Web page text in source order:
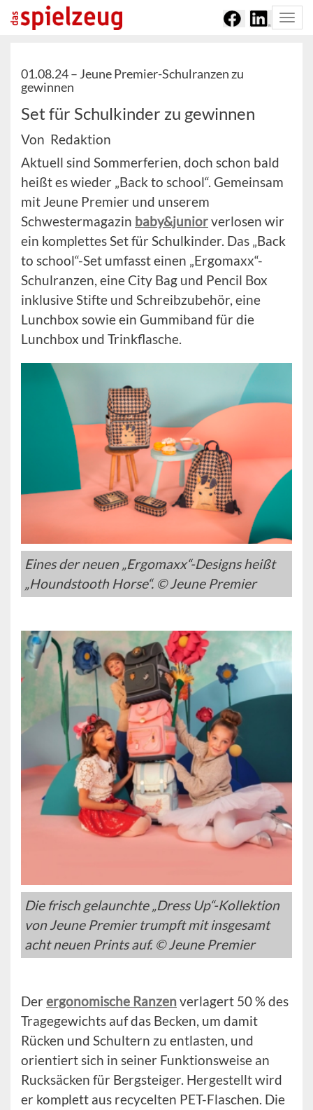
01.08.24 – Jeune Premier-Schulranzen zu
gewinnen
Set für Schulkinder zu gewinnen
Von Redaktion
Aktuell sind Sommerferien, doch schon bald
heißt es wieder „Back to school“. Gemeinsam
mit Jeune Premier und unserem
Schwestermagazin baby&juniorverlosen wir
ein komplettes Set für Schulkinder. Das „Back
to school“-Set umfasst einen „Ergomaxx“-
Schulranzen, eine City Bag und Pencil Box
inklusive Stifte und Schreibzubehör, eine
Lunchbox sowie ein Gummiband für die
Lunchbox und Trinkflasche.
Eines der neuen „Ergomaxx“-Designs heißt
„Houndstooth Horse“. © Jeune Premier
Die frisch gelaunchte „Dress Up“-Kollektion
von Jeune Premier trumpft mit insgesamt
acht neuen Prints auf. © Jeune Premier
Derergonomische Ranzenverlagert 50 % des
Tragegewichts auf das Becken, um damit
Rücken und Schultern zu entlasten, und
orientiert sich in seiner Funktionsweise an
Rucksäcken für Bergsteiger. Hergestellt wird
er komplett aus recycelten PET-Flaschen. Die